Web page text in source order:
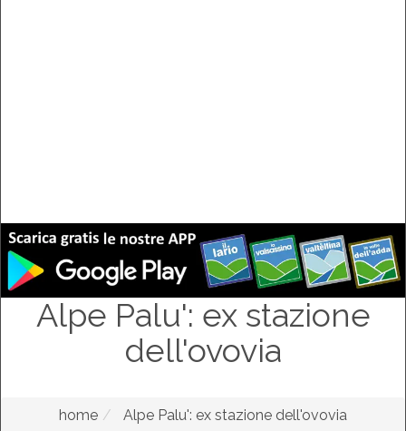
Alpe Palu': ex stazione
dell'ovovia
home Alpe Palu': ex stazione dell'ovovia